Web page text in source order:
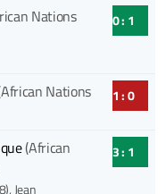
Nations
0 : 1
Nations
1 : 0
(African
, Jean
3 : 1